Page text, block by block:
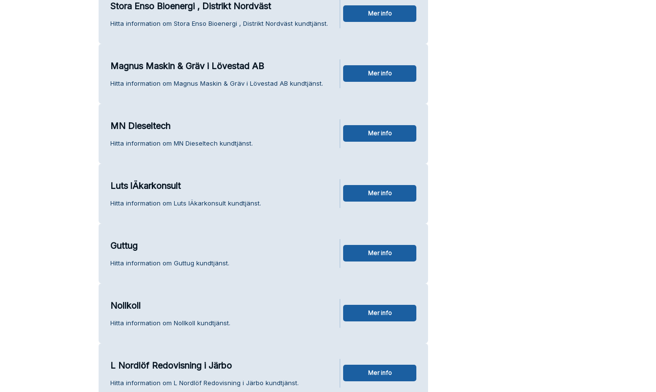
Stora Enso Bioenergi , Distrikt Nordväst
Hitta information om Stora Enso Bioenergi , Distrikt Nordväst kundtjänst.
Mer info
Magnus Maskin & Gräv i Lövestad AB
Hitta information om Magnus Maskin & Gräv i Lövestad AB kundtjänst.
Mer info
MN Dieseltech
Hitta information om MN Dieseltech kundtjänst.
Mer info
Luts lÄkarkonsult
Hitta information om Luts lÄkarkonsult kundtjänst.
Mer info
Guttug
Hitta information om Guttug kundtjänst.
Mer info
Nollkoll
Hitta information om Nollkoll kundtjänst.
Mer info
L Nordlöf Redovisning i Järbo
Hitta information om L Nordlöf Redovisning i Järbo kundtjänst.
Mer info